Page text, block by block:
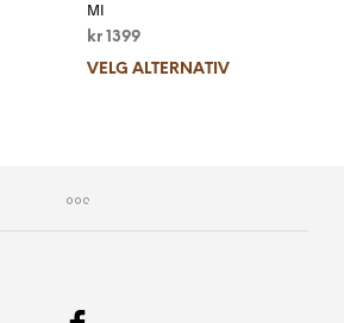
MI
kr1399
VELG ALTERNATIV